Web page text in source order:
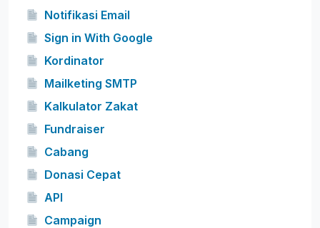
Notifikasi Email
Sign in With Google
Kordinator
Mailketing SMTP
Kalkulator Zakat
Fundraiser
Cabang
Donasi Cepat
API
Campaign